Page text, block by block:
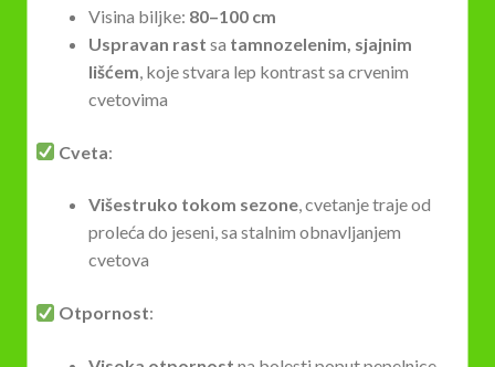
Visina biljke: 80–100 cm
Uspravan rast sa tamnozelenim, sjajnim
lišćem, koje stvara lep kontrast sa crvenim
cvetovima
Cveta:
Višestruko tokom sezone, cvetanje traje od
proleća do jeseni, sa stalnim obnavljanjem
cvetova
Otpornost: